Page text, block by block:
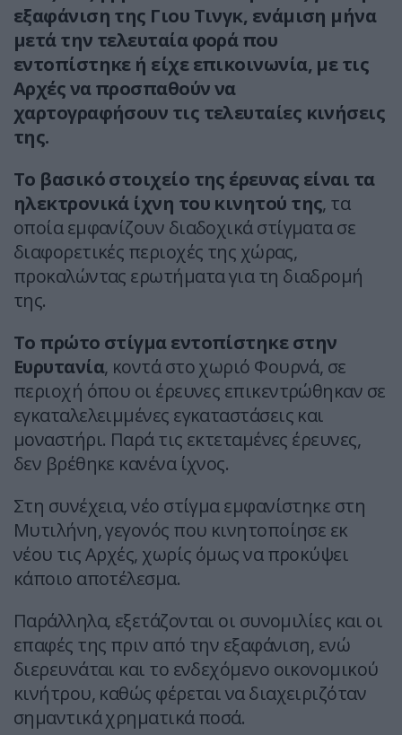
εξαφάνιση της Γιου Τινγκ, ενάμιση μήνα
μετά την τελευταία φορά που
εντοπίστηκε ή είχε επικοινωνία, με τις
Αρχές να προσπαθούν να
χαρτογραφήσουν τις τελευταίες κινήσεις
της.
Το βασικό στοιχείο της έρευνας είναι τα
ηλεκτρονικά ίχνη του κινητού της, τα
οποία εμφανίζουν διαδοχικά στίγματα σε
διαφορετικές περιοχές της χώρας,
προκαλώντας ερωτήματα για τη διαδρομή
της.
Το πρώτο στίγμα εντοπίστηκε στην
Ευρυτανία, κοντά στο χωριό Φουρνά, σε
περιοχή όπου οι έρευνες επικεντρώθηκαν σε
εγκαταλελειμμένες εγκαταστάσεις και
μοναστήρι. Παρά τις εκτεταμένες έρευνες,
δεν βρέθηκε κανένα ίχνος.
Στη συνέχεια, νέο στίγμα εμφανίστηκε στη
Μυτιλήνη, γεγονός που κινητοποίησε εκ
νέου τις Αρχές, χωρίς όμως να προκύψει
κάποιο αποτέλεσμα.
Παράλληλα, εξετάζονται οι συνομιλίες και οι
επαφές της πριν από την εξαφάνιση, ενώ
διερευνάται και το ενδεχόμενο οικονομικού
κινήτρου, καθώς φέρεται να διαχειριζόταν
σημαντικά χρηματικά ποσά.